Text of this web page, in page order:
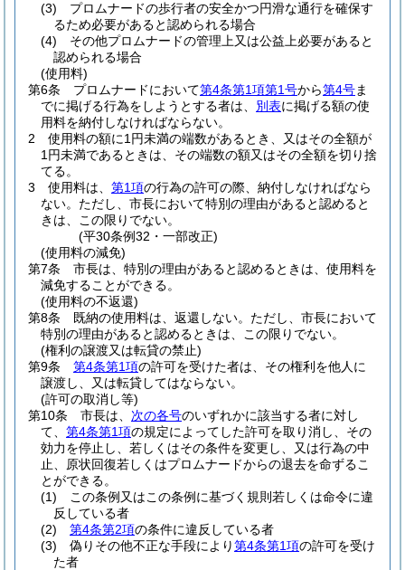
(3)
プロムナードの歩行者の安全かつ円滑な通行を確保す
るため必要があると認められる場合
(4)
その他プロムナードの管理上又は公益上必要があると
認められる場合
(使用料)
第6条
プロムナードにおいて第4条第1項第1号から第4号ま
でに掲げる行為をしようとする者は、 別表に掲げる額の使
用料を納付しなければならない。
2
使用料の額に1円未満の端数があるとき、又はその全額が
1円未満であるときは、その端数の額又はその全額を切り捨
てる。
3
使用料は、 第1項の行為の許可の際、納付しなければなら
ない。 ただし、市長において特別の理由があると認めると
きは、この限りでない。
(平30条例32・一部改正)
(使用料の減免)
第7条
市長は、特別の理由があると認めるときは、使用料を
減免することができる。
(使用料の不返還)
第8条
既納の使用料は、返還しない。 ただし、市長において
特別の理由があると認めるときは、この限りでない。
(権利の譲渡又は転貸の禁止)
第9条
第4条第1項の許可を受けた者は、その権利を他人に
譲渡し、又は転貸してはならない。
(許可の取消し等)
第10条
市長は、 次の各号のいずれかに該当する者に対し
て、 第4条第1項の規定によってした許可を取り消し、その
効力を停止し、若しくはその条件を変更し、又は行為の中
止、原状回復若しくはプロムナードからの退去を命ずるこ
とができる。
(1)
この条例又はこの条例に基づく規則若しくは命令に違
反している者
(2)
第4条第2項の条件に違反している者
(3)
偽りその他不正な手段により第4条第1項の許可を受け
た者